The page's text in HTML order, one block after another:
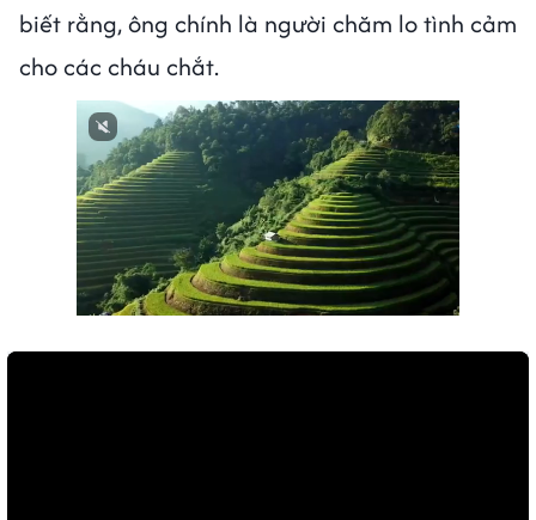
biết rằng, ông chính là người chăm lo tình cảm
cho các cháu chắt.